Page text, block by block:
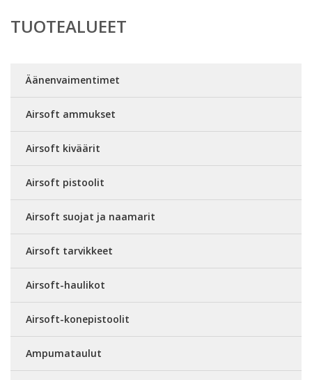
TUOTEALUEET
Äänenvaimentimet
Airsoft ammukset
Airsoft kiväärit
Airsoft pistoolit
Airsoft suojat ja naamarit
Airsoft tarvikkeet
Airsoft-haulikot
Airsoft-konepistoolit
Ampumataulut